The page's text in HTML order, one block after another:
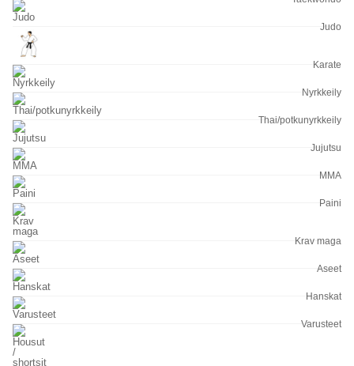
Judo
Karate
Nyrkkeily
Thai/potkunyrkkeily
Jujutsu
MMA
Paini
Krav maga
Aseet
Hanskat
Varusteet